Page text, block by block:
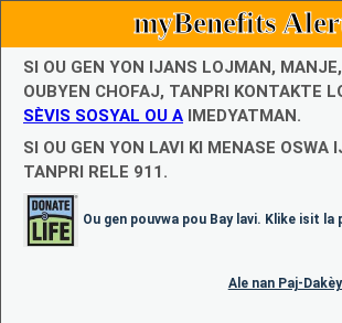
myBenefits
SI OU GEN YON IJANS LOJMAN,
OUBYEN CHOFAJ, TANPRI KONTAKTE
SÈVIS SOSYAL OU A IMEDYATMAN.
SI OU GEN YON LAVI KI MENASE OSWA
TANPRI RELE 911.
Ou gen pouvwa pou Bay lavi. Klike isit
Ale nan Paj-